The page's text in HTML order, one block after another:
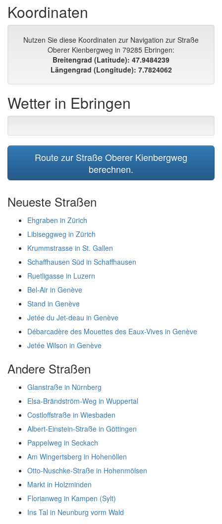
Koordinaten
Nutzen Sie diese Koordinaten zur Navigation zur Straße
Oberer Kienbergweg in 79285 Ebringen:
Breitengrad (Latitude): 47.9484239
Längengrad (Longitude): 7.7824062
Wetter in Ebringen
Route zur Straße Oberer Kienbergweg
berechnen.
Neueste Straßen
Ehgraben in Zürich
Libiseggweg in Zürich
Krummstrasse in St. Gallen
Schaffhausen Süd in Schaffhausen
Ruetligasse in Luzern
Bel-Air in Genève
Stand in Genève
Jetée du Jet-deau in Genève
Débarcadère des Mouettes des Eaux-Vives in Genève
Jetée Wilson in Genève
Andere Straßen
Glanstraße in Nürnberg
Elsa-Brändström-Weg in Wuppertal
Costloffstraße in Wiesbaden
Albert-Einstein-Straße in Göttingen
Pappelweg in Seckach
Am Wingertsberg in Hohenöllen
Otto-Nuschke-Straße in Hohenmölsen
Markt in Holzminden
Florianweg in Kampen (Sylt)
Ins Tal in Neunburg vorm Wald